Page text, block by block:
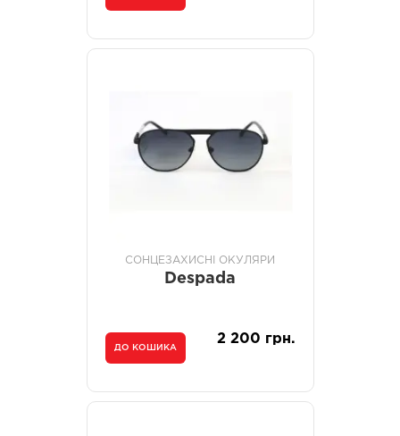
СОНЦЕЗАХИСНІ ОКУЛЯРИ
Despada
ДО КОШИКА
2 200 грн.